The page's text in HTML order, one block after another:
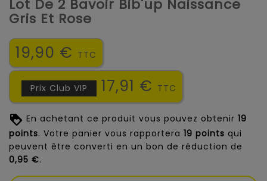
Lot De 2 Bavoir Bib'up Naissance
Gris Et Rose
19,90 € TTC
Prix Club VIP 17,91 € TTC
En achetant ce produit vous pouvez obtenir 19
points. Votre panier vous rapportera 19 points qui
peuvent être converti en un bon de réduction de
0,95 €.